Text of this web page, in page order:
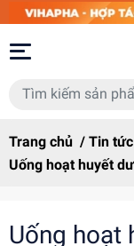
Trang chủ / Tin tức
Uống hoạt huyết
Uống hoạt